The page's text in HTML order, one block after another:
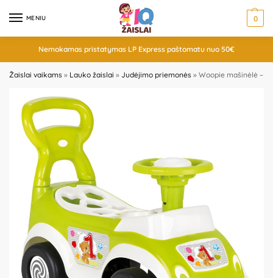
MENIU 0
Nemokamas pristatymas LP Express paštomatu nuo 50€
Žaislai vaikams » Lauko žaislai » Judėjimo priemonės » Woopie mašinėlė –